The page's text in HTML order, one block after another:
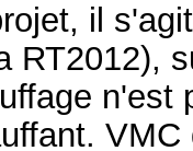
il
RT2012),